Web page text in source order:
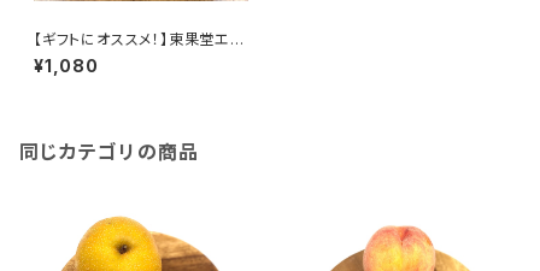
【ギフトにオススメ！】東果堂エシ
カルドライフルーツ・ギフトボック
ス（Sサイズ）
¥1,080
同じカテゴリの商品